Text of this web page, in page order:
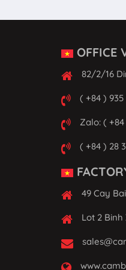
OFFICE
82/2/16
( +84 ) 935
Zalo: (
( +84 ) 28
49 Cay
Lot 2